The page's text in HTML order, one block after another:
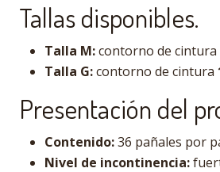
Tallas disponibles.
Talla M:contorno de cintura
Talla G:contorno de cintura
Presentación del
Contenido:36 pañales por
Nivel de incontinencia: